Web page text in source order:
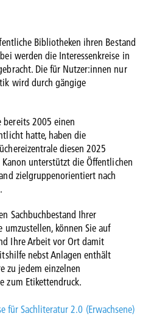
Bibliotheken ihren Bestand
werden die Interessenkreise in
Die für Nutzer:innen nur
wird durch gängige
bereits 2005 einen
hatte, haben die
diesen 2025
unterstützt die Öffentlichen
zielgruppenorientiert nach
Sachbuchbestand Ihrer
können Sie auf
Ihre Arbeit vor Ort damit
nebst Anlagen enthält
zu jedem einzelnen
zum Etikettendruck.
für Sachliteratur 2.0 (Erwachsene)